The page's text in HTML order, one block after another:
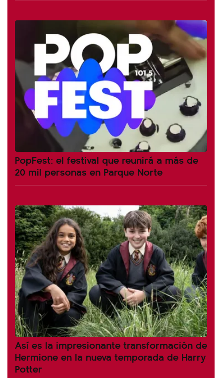
PopFest: el festival que reunirá a más de
20 mil personas en Parque Norte
Así es la impresionante transformación de
Hermione en la nueva temporada de Harry
Potter